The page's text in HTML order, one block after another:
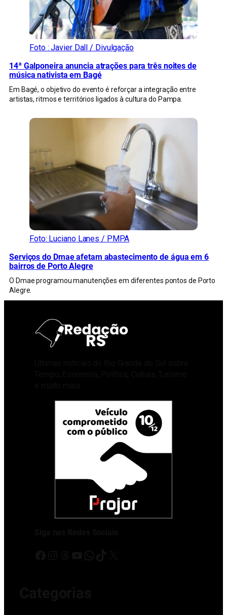
Foto : Javier Dall / Divulgação
14ª Galponeira anuncia atrações para três noites de
música nativista em Bagé
Em Bagé, o objetivo do evento é reforçar a integração entre
artistas, ritmos e territórios ligados à cultura do Pampa.
Foto: Luciano Lanes / PMPA
Serviços do Dmae afetam abastecimento de água em 6
bairros de Porto Alegre
O Dmae programou manutenções em diferentes pontos de Porto
Alegre.